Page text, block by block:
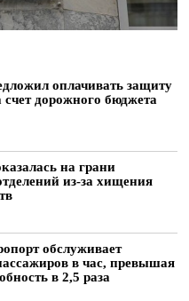
оплачивать защиту
дорожного бюджета
на грани
из-за хищения
обслуживает
в час, превышая
в 2,5 раза